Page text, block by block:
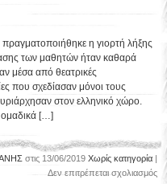
η γιορτή λήξης
των μαθητών ήταν καθαρά
μέσα από θεατρικές
που σχεδίασαν μόνοι τους
στον ελληνικό χώρο.
ομαδικά […]
στις 13/06/2019 Χωρίς κατηγορία|
Δεν επιτρέπεται σχολιασμός